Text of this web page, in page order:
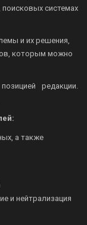
системах
и их решения,
которым можно
редакции.
а также
и нейтрализация